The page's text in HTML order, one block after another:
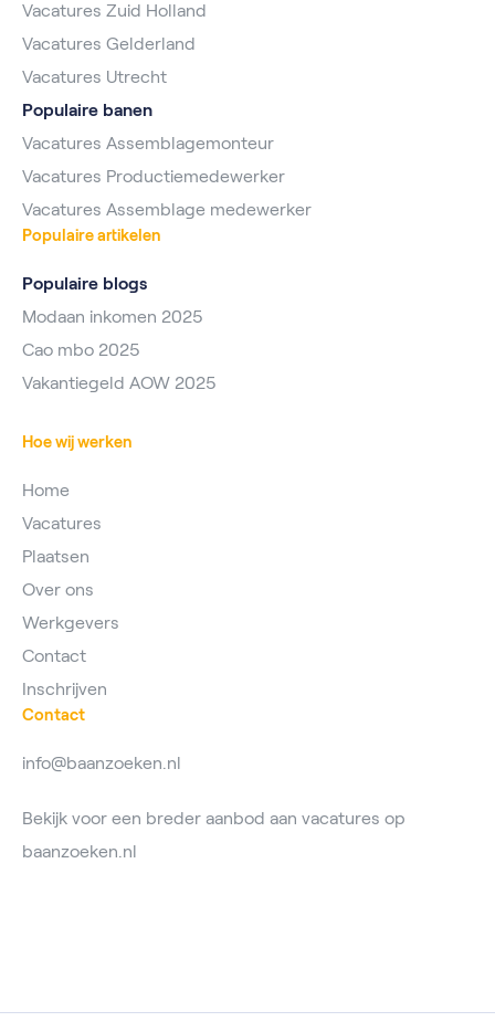
Vacatures Zuid Holland
Vacatures Gelderland
Vacatures Utrecht
Populaire banen
Vacatures Assemblagemonteur
Vacatures Productiemedewerker
Vacatures Assemblage medewerker
Populaire artikelen
Populaire blogs
Modaan inkomen 2025
Cao mbo 2025
Vakantiegeld AOW 2025
Hoe wij werken
Home
Vacatures
Plaatsen
Over ons
Werkgevers
Contact
Inschrijven
Contact
info@baanzoeken.nl
Bekijk voor een breder aanbod aan vacatures op
baanzoeken.nl